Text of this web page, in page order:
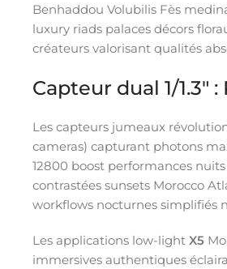
Benhaddou Volubilis Fès
luxury riads palaces décors
créateurs valorisant qualités
Capteur dual 1/
Les capteurs jumeaux
cameras) capturant photons
12800 boost performances
contrastées sunsets Morocco
workflows nocturnes simplifiés
Les applications low-light X5
immersives authentiques